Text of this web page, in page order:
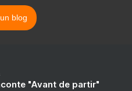
blog
"Avant de partir"